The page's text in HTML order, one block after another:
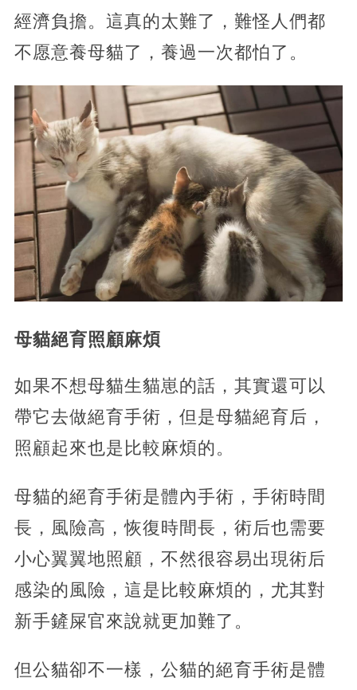
經濟負擔。這真的太難了，難怪人們都
不愿意養母貓了，養過一次都怕了。
母貓絕育照顧麻煩
如果不想母貓生貓崽的話，其實還可以
帶它去做絕育手術，但是母貓絕育后，
照顧起來也是比較麻煩的。
母貓的絕育手術是體內手術，手術時間
長，風險高，恢復時間長，術后也需要
小心翼翼地照顧，不然很容易出現術后
感染的風險，這是比較麻煩的，尤其對
新手鏟屎官來說就更加難了。
但公貓卻不一樣，公貓的絕育手術是體